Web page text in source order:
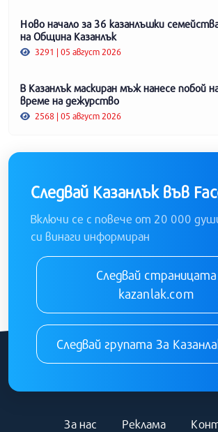
Ново начало за 36 казанлъшки
на Община Казанлък
3291 | 05 август 2026
В Казанлък маскиран мъж нанесе побой
време на дежурство
2568 | 05 август 2026
Следвай Казанлък във
Включи се с повече от 20 000
си винаги информиран
Следвай страницата
kazanlak.com
Следвай групата За
За нас Реклама